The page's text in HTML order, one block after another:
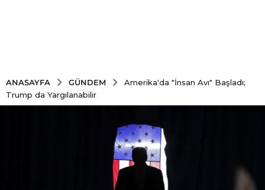
ANASAYFA GÜNDEM
Amerika'da "İnsan Avı" Başladı;
Trump da Yargılanabilir